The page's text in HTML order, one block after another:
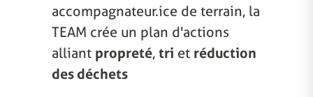
accompagnateur.ice de terrain, la
TEAM crée un plan d'actions
alliant propreté, tri et réduction
des déchets